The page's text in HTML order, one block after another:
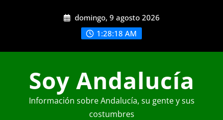
domingo, 9 agosto 2026
1:28:19 AM
Soy Andalucía
Información sobre Andalucía, su gente y sus
costumbres